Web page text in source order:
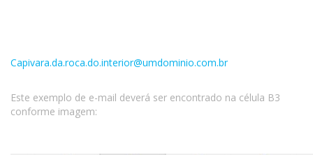
Capivara.da.roca.do.interior@umdominio.com.br
Este exemplo de e-mail deverá ser encontrado na célula B3
conforme imagem: